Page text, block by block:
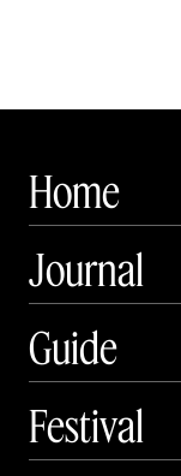
Home
Journal
Guide
Festival